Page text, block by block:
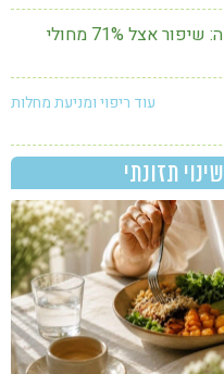
מחקר בסורוקה: שיפור אצל 71% מחולי
עוד ריפוי ומניעת מחלות
שינוי תזונתי